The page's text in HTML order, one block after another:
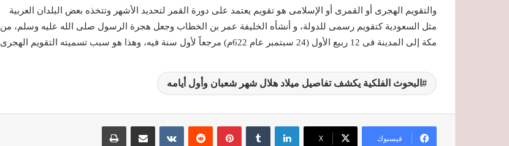
والتقويم الهجرى أو القمرى أو الإسلامى هو تقويم يعتمد على دورة القمر لتحديد الأشهر وتتخذه بعض البلدان العربية
مثل السعودية كتقويم رسمى للدولة، و أنشأه الخليفة عمر بن الخطاب وجعل هجرة الرسول صلى الله عليه وسلم، من
مكة إلى المدينة فى 12 ربیع الأول (24 سبتمبر عام 622م) مرجعاً لأول سنة فيه، وهذا هو سبب تسميته التقويم الهجرى.
البحوث الفلكية يكشف تفاصيل ميلاد هلال شهر شعبان وأول أيامه
فيسبوك ‫X
لينكدإن بينتيريست